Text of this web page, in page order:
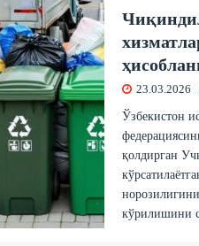
23.03.2026
Ўзбекистон
қолдирган
кўрилишини